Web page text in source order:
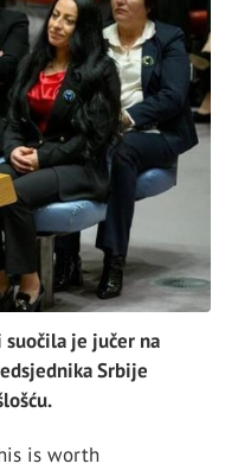
suočila je jučer na
Srbije
is worth